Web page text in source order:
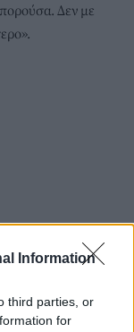
Information
third parties, or
for
Δεν με